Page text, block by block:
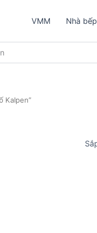
VMM Nhà bếp
Kalpen”